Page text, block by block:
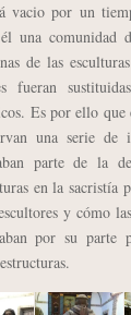
vacio por un
una comunidad
de las
fueran
Es por ello que
una serie de
parte de la
en la sacristía
y cómo
por su parte